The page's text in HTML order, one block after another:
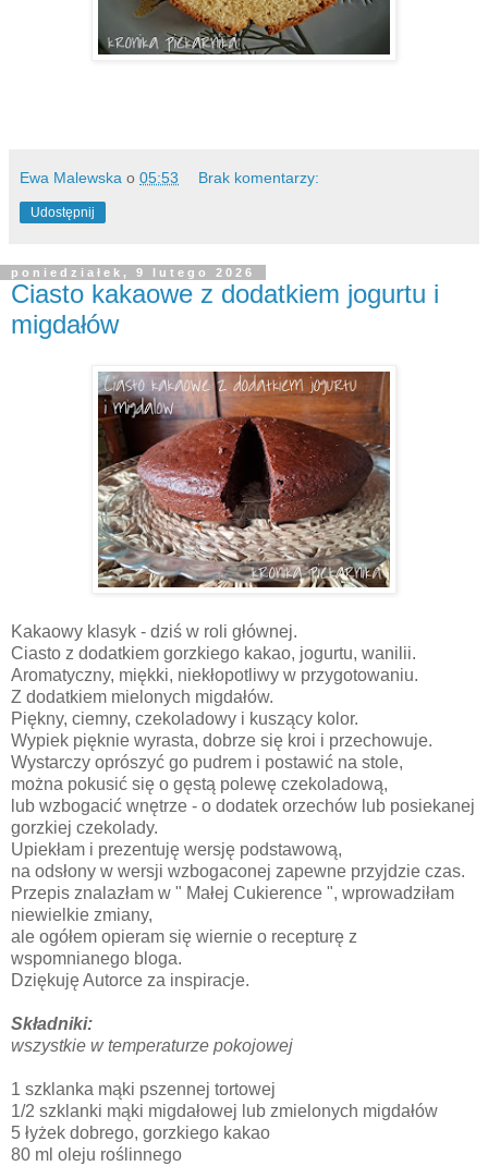
Ewa Malewska o 05:53 Brak komentarzy:
Udostępnij
poniedziałek, 9 lutego 2026
Ciasto kakaowe z dodatkiem jogurtu i
migdałów
Kakaowy klasyk - dziś w roli głównej.
Ciasto z dodatkiem gorzkiego kakao, jogurtu, wanilii.
Aromatyczny, miękki, niekłopotliwy w przygotowaniu.
Z dodatkiem mielonych migdałów.
Piękny, ciemny, czekoladowy i kuszący kolor.
Wypiek pięknie wyrasta, dobrze się kroi i przechowuje.
Wystarczy oprószyć go pudrem i postawić na stole,
można pokusić się o gęstą polewę czekoladową,
lub wzbogacić wnętrze - o dodatek orzechów lub posiekanej
gorzkiej czekolady.
Upiekłam i prezentuję wersję podstawową,
na odsłony w wersji wzbogaconej zapewne przyjdzie czas.
Przepis znalazłam w " Małej Cukierence ", wprowadziłam
niewielkie zmiany,
ale ogółem opieram się wiernie o recepturę z
wspomnianego bloga.
Dziękuję Autorce za inspiracje.
Składniki:
wszystkie w temperaturze pokojowej
1 szklanka mąki pszennej tortowej
1/2 szklanki mąki migdałowej lub zmielonych migdałów
5 łyżek dobrego, gorzkiego kakao
80 ml oleju roślinnego